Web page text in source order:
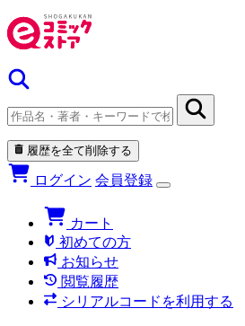
履歴を全て削除する
ログイン 会員登録
カート
初めての方
お知らせ
閲覧履歴
シリアルコードを利用する